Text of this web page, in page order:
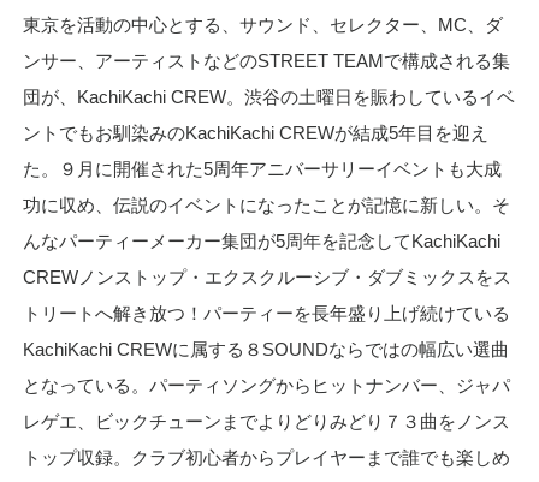
東京を活動の中心とする、サウンド、セレクター、MC、ダ
ンサー、アーティストなどのSTREET TEAMで構成される集
団が、KachiKachi CREW。渋谷の土曜日を賑わしているイベ
ントでもお馴染みのKachiKachi CREWが結成5年目を迎え
た。９月に開催された5周年アニバーサリーイベントも大成
功に収め、伝説のイベントになったことが記憶に新しい。そ
んなパーティーメーカー集団が5周年を記念してKachiKachi
CREWノンストップ・エクスクルーシブ・ダブミックスをス
トリートへ解き放つ！パーティーを長年盛り上げ続けている
KachiKachi CREWに属する８SOUNDならではの幅広い選曲
となっている。パーティソングからヒットナンバー、ジャパ
レゲエ、ビックチューンまでよりどりみどり７３曲をノンス
トップ収録。クラブ初心者からプレイヤーまで誰でも楽しめ